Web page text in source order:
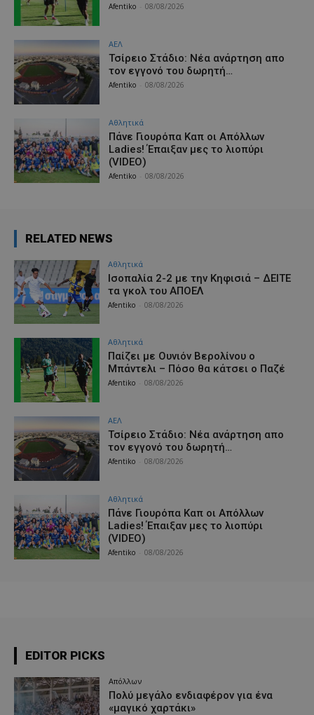
Afentiko 08/08/2026
ΑΕΛ
Τσίρειο Στάδιο: Νέα ανάρτηση απο
τον εγγονό του δωρητή…
Afentiko 08/08/2026
Αθλητικά
Πάνε Γιουρόπα Καπ oι Απόλλων
Ladies! Έπαιξαν μες το λιοπύρι
(VIDEO)
Afentiko 08/08/2026
RELATED NEWS
Αθλητικά
Iσοπαλία 2-2 με την Κηφισιά – ΔΕΙΤΕ
τα γκολ του ΑΠΟΕΛ
Afentiko 08/08/2026
Αθλητικά
Παίζει με Ουνιόν Βερολίνου ο
Μπάντελι – Πόσο θα κάτσει ο Παζέ
Afentiko 08/08/2026
ΑΕΛ
Τσίρειο Στάδιο: Νέα ανάρτηση απο
τον εγγονό του δωρητή…
Afentiko 08/08/2026
Αθλητικά
Πάνε Γιουρόπα Καπ oι Απόλλων
Ladies! Έπαιξαν μες το λιοπύρι
(VIDEO)
Afentiko 08/08/2026
EDITOR PICKS
Απόλλων
Πολύ μεγάλο ενδιαφέρον για ένα
«μαγικό χαρτάκι»